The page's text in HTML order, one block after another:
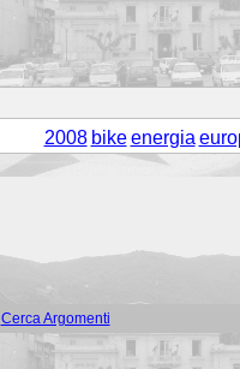
2008 bike energia
Cerca Argomenti